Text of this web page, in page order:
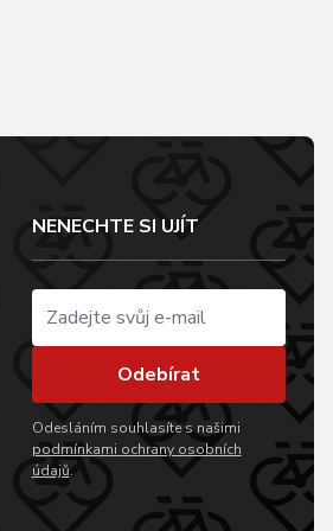
NENECHTE SI UJÍT
Odebírat
Odesláním souhlasíte s našimi
podmínkami ochrany osobních
údajů.